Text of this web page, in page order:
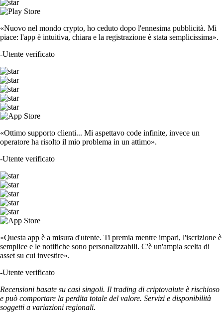
«Nuovo nel mondo crypto, ho ceduto dopo l'ennesima pubblicità. Mi
piace: l'app è intuitiva, chiara e la registrazione è stata semplicissima».
-Utente verificato
«Ottimo supporto clienti... Mi aspettavo code infinite, invece un
operatore ha risolto il mio problema in un attimo».
-Utente verificato
«Questa app è a misura d'utente. Ti premia mentre impari, l'iscrizione è
semplice e le notifiche sono personalizzabili. C'è un'ampia scelta di
asset su cui investire».
-Utente verificato
Recensioni basate su casi singoli. Il trading di criptovalute è rischioso
e può comportare la perdita totale del valore. Servizi e disponibilità
soggetti a variazioni regionali.